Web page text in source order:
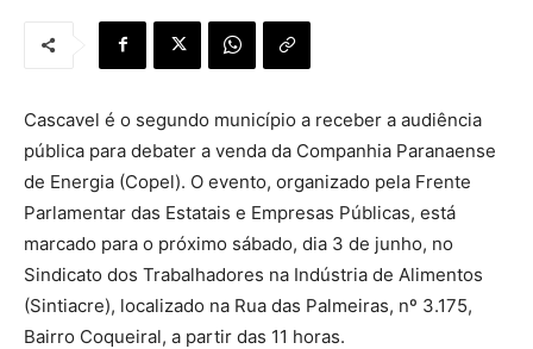
Cascavel é o segundo município a receber a audiência
pública para debater a venda da Companhia Paranaense
de Energia (Copel). O evento, organizado pela Frente
Parlamentar das Estatais e Empresas Públicas, está
marcado para o próximo sábado, dia 3 de junho, no
Sindicato dos Trabalhadores na Indústria de Alimentos
(Sintiacre), localizado na Rua das Palmeiras, nº 3.175,
Bairro Coqueiral, a partir das 11 horas.